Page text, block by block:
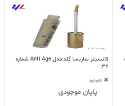
کانسیلر ساریسا گلد مدل Anti Age شماره
32
ناموجود
پایان موجودی